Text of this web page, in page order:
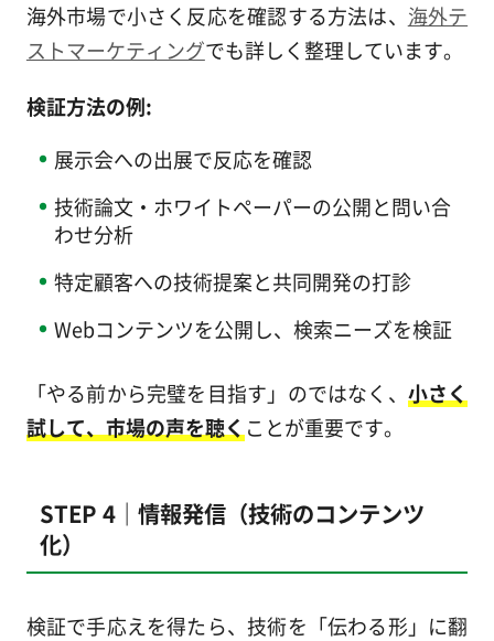
海外市場で小さく反応を確認する方法は、 海外テ
ストマーケティングでも詳しく整理しています。
検証方法の例:
展示会への出展で反応を確認
技術論文・ホワイトペーパーの公開と問い合
わせ分析
特定顧客への技術提案と共同開発の打診
Webコンテンツを公開し、検索ニーズを検証
「やる前から完璧を目指す」のではなく、 小さく
試して、市場の声を聴く ことが重要です。
STEP 4｜情報発信（技術のコンテンツ
化）
検証で手応えを得たら、技術を「伝わる形」に翻